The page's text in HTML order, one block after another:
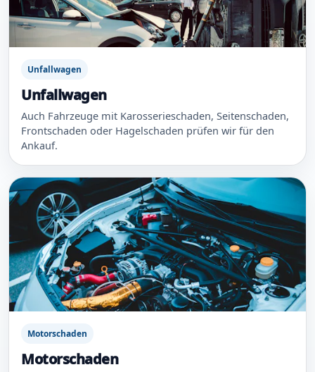
Unfallwagen
Unfallwagen
Auch Fahrzeuge mit Karosserieschaden, Seitenschaden,
Frontschaden oder Hagelschaden prüfen wir für den
Ankauf.
Motorschaden
Motorschaden